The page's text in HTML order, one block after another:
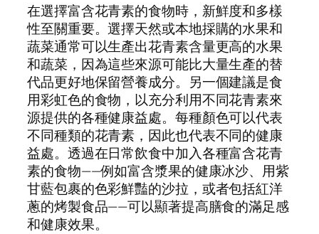
在選擇富含花青素的食物時，新鮮度和多樣
性至關重要。選擇天然或本地採購的水果和
蔬菜通常可以生產出花青素含量更高的水果
和蔬菜，因為這些來源可能比大量生產的替
代品更好地保留營養成分。另一個建議是食
用彩虹色的食物，以充分利用不同花青素來
源提供的各種健康益處。每種顏色可以代表
不同種類的花青素，因此也代表不同的健康
益處。透過在日常飲食中加入各種富含花青
素的食物——例如富含漿果的健康冰沙、用紫
甘藍包裹的色彩鮮豔的沙拉，或者包括紅洋
蔥的烤製食品——可以顯著提高膳食的滿足感
和健康效果。